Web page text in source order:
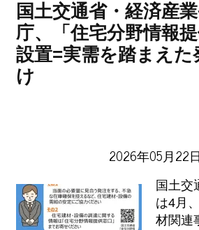
国土交通省・経済産
庁、「住宅分野情報
設置=実需を踏まえた
け
2026年05月22
国土交
は4月
材関連